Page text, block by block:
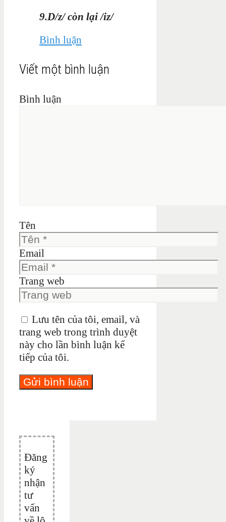
9.D/z/ còn lại /iz/
Bình luận
Viết một bình luận
Bình luận
Tên
Email
Trang web
Lưu tên của tôi, email, và
trang web trong trình duyệt
này cho lần bình luận kế
tiếp của tôi.
Đăng
ký
nhận
tư
vấn